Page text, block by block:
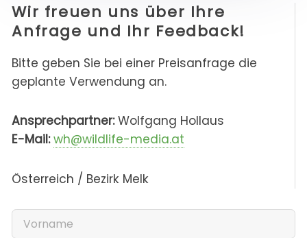
Wir freuen uns über Ihre
Anfrage und Ihr Feedback!
Bitte geben Sie bei einer Preisanfrage die
geplante Verwendung an.
Ansprechpartner:Wolfgang Hollaus
E-Mail: wh@wildlife-media.at
Österreich / Bezirk Melk